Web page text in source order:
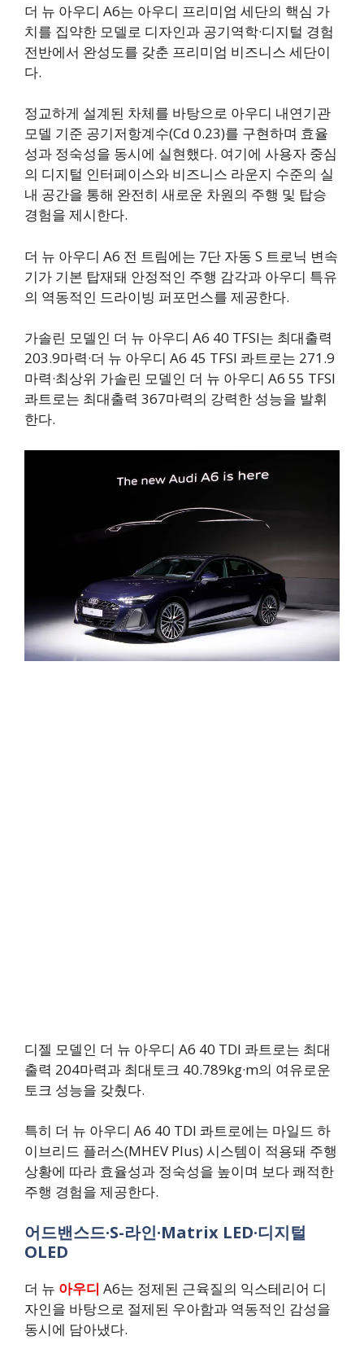
더 뉴 아우디 A6는 아우디 프리미엄 세단의 핵심 가
치를 집약한 모델로 디자인과 공기역학·디지털 경험
전반에서 완성도를 갖춘 프리미엄 비즈니스 세단이
다.
정교하게 설계된 차체를 바탕으로 아우디 내연기관
모델 기준 공기저항계수(Cd 0.23)를 구현하며 효율
성과 정숙성을 동시에 실현했다. 여기에 사용자 중심
의 디지털 인터페이스와 비즈니스 라운지 수준의 실
내 공간을 통해 완전히 새로운 차원의 주행 및 탑승
경험을 제시한다.
더 뉴 아우디 A6 전 트림에는 7단 자동 S 트로닉 변속
기가 기본 탑재돼 안정적인 주행 감각과 아우디 특유
의 역동적인 드라이빙 퍼포먼스를 제공한다.
가솔린 모델인 더 뉴 아우디 A6 40 TFSI는 최대출력
203.9마력·더 뉴 아우디 A6 45 TFSI 콰트로는 271.9
마력·최상위 가솔린 모델인 더 뉴 아우디 A6 55 TFSI
콰트로는 최대출력 367마력의 강력한 성능을 발휘
한다.
디젤 모델인 더 뉴 아우디 A6 40 TDI 콰트로는 최대
출력 204마력과 최대토크 40.789kg·m의 여유로운
토크 성능을 갖췄다.
특히 더 뉴 아우디 A6 40 TDI 콰트로에는 마일드 하
이브리드 플러스(MHEV Plus) 시스템이 적용돼 주행
상황에 따라 효율성과 정숙성을 높이며 보다 쾌적한
주행 경험을 제공한다.
어드밴스드·S-라인·Matrix LED·디지털
OLED
더 뉴 아우디 A6는 정제된 근육질의 익스테리어 디
자인을 바탕으로 절제된 우아함과 역동적인 감성을
동시에 담아냈다.